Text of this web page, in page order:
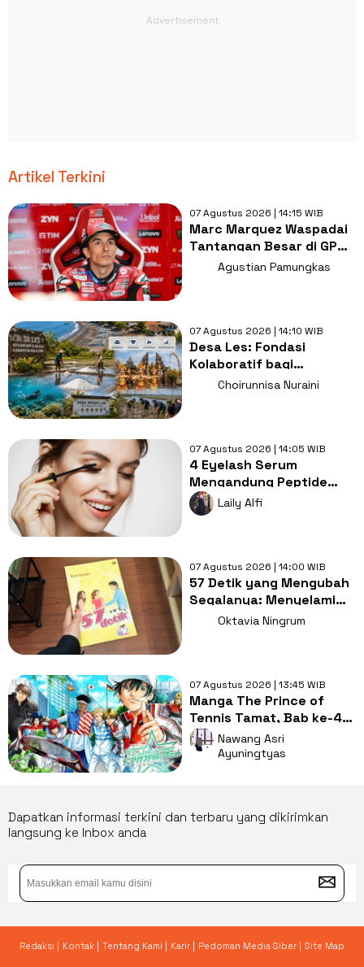
Artikel Terkini
07 Agustus 2026 | 14:15 WIB
Marc Marquez Waspadai
Tantangan Besar di GP
Inggris 2026, Ini
Agustian Pamungkas
07 Agustus 2026 | 14:10 WIB
Desa Les: Fondasi
Kolaboratif bagi
Ketahanan Desa
Choirunnisa Nuraini
07 Agustus 2026 | 14:05 WIB
4 Eyelash Serum
Mengandung Peptide
untuk Bulu Mata Ekstra
Lentik dan Lebat
Laily Alfi
07 Agustus 2026 | 14:00 WIB
57 Detik yang Mengubah
Segalanya: Menyelami
Tragedi di Novel Ken
Oktavia Ningrum
07 Agustus 2026 | 13:45 WIB
Manga The Prince of
Tennis Tamat, Bab ke-477
Tutup Perjalanan 27
Tahun
Nawang Asri
Ayuningtyas
Dapatkan informasi terkini dan terbaru yang dikirimkan
langsung ke Inbox anda
Redaksi | Kontak | Tentang Kami | Karir | Pedoman Media Siber | Site Map